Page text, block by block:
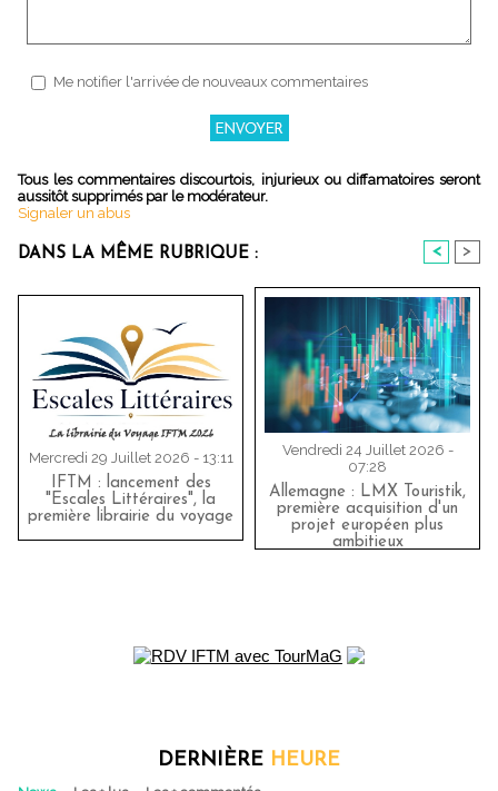
Me notifier l'arrivée de nouveaux commentaires
Tous les commentaires discourtois, injurieux ou diffamatoires seront
aussitôt supprimés par le modérateur.
Signaler un abus
DANS LA MÊME RUBRIQUE : < >
Mercredi 29 Juillet 2026 - 13:11
IFTM : lancement des
"Escales Littéraires", la
première librairie du voyage
Vendredi 24 Juillet 2026 -
07:28
Allemagne : LMX Touristik,
première acquisition d'un
projet européen plus
ambitieux
DERNIÈRE HEURE